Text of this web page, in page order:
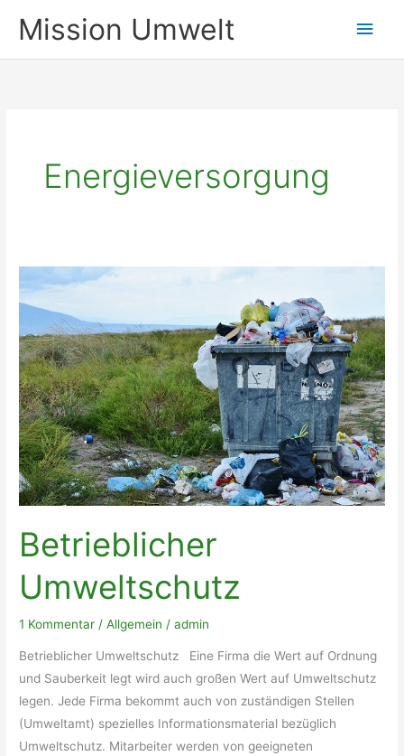
InhaltMission Umwelt
Energieversorgung
Betrieblicher
Umweltschutz
1 Kommentar /Allgemein /admin
Betrieblicher Umweltschutz Eine Firma die Wert auf Ordnung
und Sauberkeit legt wird auch großen Wert auf Umweltschutz
legen. Jede Firma bekommt auch von zuständigen Stellen
(Umweltamt) spezielles Informationsmaterial bezüglich
Umweltschutz. Mitarbeiter werden von geeigneten